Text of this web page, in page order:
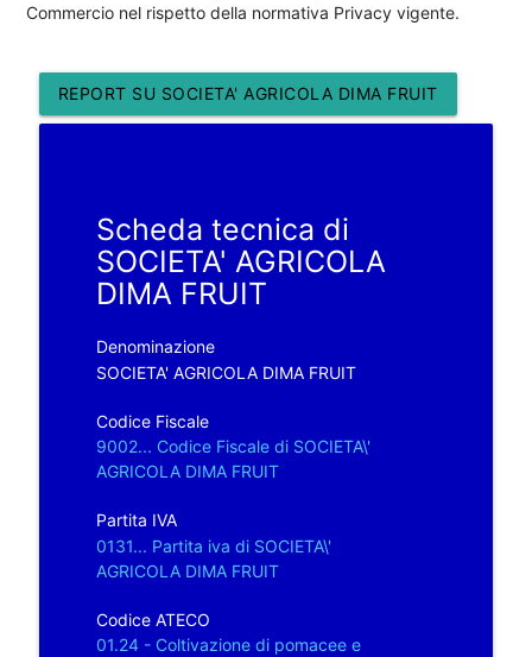
Commercio nel rispetto della normativa Privacy vigente.
REPORT SU SOCIETA' AGRICOLA DIMA FRUIT
Scheda tecnica di
SOCIETA' AGRICOLA
DIMA FRUIT
Denominazione
SOCIETA' AGRICOLA DIMA FRUIT
Codice Fiscale
9002... Codice Fiscale di SOCIETA\'
AGRICOLA DIMA FRUIT
Partita IVA
0131... Partita iva di SOCIETA\'
AGRICOLA DIMA FRUIT
Codice ATECO
01.24 - Coltivazione di pomacee e